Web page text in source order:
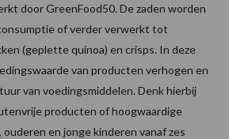
door GreenFood50. De zaden worden
of verder verwerkt tot
(geplette quinoa) en crisps. In deze
van producten verhogen en
van voedingsmiddelen. Denk hierbij
producten of hoogwaardige
en jonge kinderen vanaf zes